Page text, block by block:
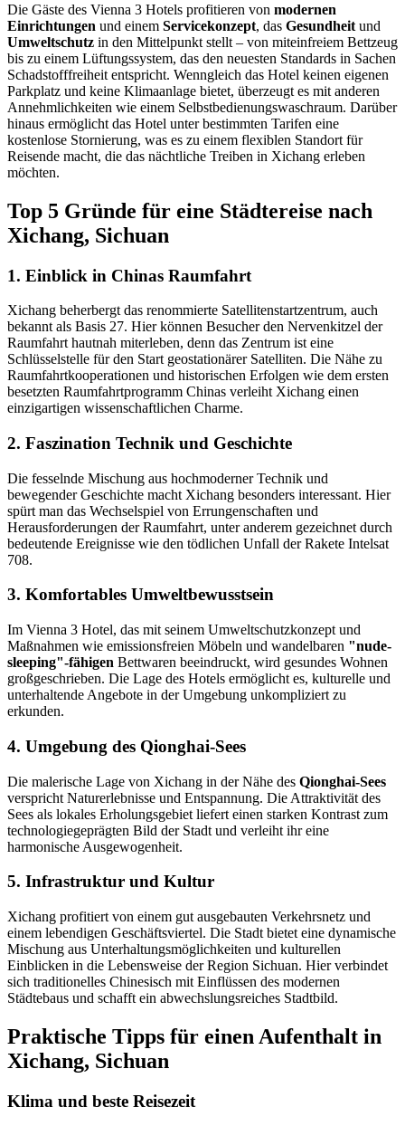
Die Gäste des Vienna 3 Hotels profitieren von modernen
Einrichtungen und einem Servicekonzept, das Gesundheit und
Umweltschutz in den Mittelpunkt stellt – von miteinfreiem Bettzeug
bis zu einem Lüftungssystem, das den neuesten Standards in Sachen
Schadstofffreiheit entspricht. Wenngleich das Hotel keinen eigenen
Parkplatz und keine Klimaanlage bietet, überzeugt es mit anderen
Annehmlichkeiten wie einem Selbstbedienungswaschraum. Darüber
hinaus ermöglicht das Hotel unter bestimmten Tarifen eine
kostenlose Stornierung, was es zu einem flexiblen Standort für
Reisende macht, die das nächtliche Treiben in Xichang erleben
möchten.
Top 5 Gründe für eine Städtereise nach
Xichang, Sichuan
1. Einblick in Chinas Raumfahrt
Xichang beherbergt das renommierte Satellitenstartzentrum, auch
bekannt als Basis 27. Hier können Besucher den Nervenkitzel der
Raumfahrt hautnah miterleben, denn das Zentrum ist eine
Schlüsselstelle für den Start geostationärer Satelliten. Die Nähe zu
Raumfahrtkooperationen und historischen Erfolgen wie dem ersten
besetzten Raumfahrtprogramm Chinas verleiht Xichang einen
einzigartigen wissenschaftlichen Charme.
2. Faszination Technik und Geschichte
Die fesselnde Mischung aus hochmoderner Technik und
bewegender Geschichte macht Xichang besonders interessant. Hier
spürt man das Wechselspiel von Errungenschaften und
Herausforderungen der Raumfahrt, unter anderem gezeichnet durch
bedeutende Ereignisse wie den tödlichen Unfall der Rakete Intelsat
708.
3. Komfortables Umweltbewusstsein
Im Vienna 3 Hotel, das mit seinem Umweltschutzkonzept und
Maßnahmen wie emissionsfreien Möbeln und wandelbaren "nude-
sleeping"-fähigen Bettwaren beeindruckt, wird gesundes Wohnen
großgeschrieben. Die Lage des Hotels ermöglicht es, kulturelle und
unterhaltende Angebote in der Umgebung unkompliziert zu
erkunden.
4. Umgebung des Qionghai-Sees
Die malerische Lage von Xichang in der Nähe des Qionghai-Sees
verspricht Naturerlebnisse und Entspannung. Die Attraktivität des
Sees als lokales Erholungsgebiet liefert einen starken Kontrast zum
technologiegeprägten Bild der Stadt und verleiht ihr eine
harmonische Ausgewogenheit.
5. Infrastruktur und Kultur
Xichang profitiert von einem gut ausgebauten Verkehrsnetz und
einem lebendigen Geschäftsviertel. Die Stadt bietet eine dynamische
Mischung aus Unterhaltungsmöglichkeiten und kulturellen
Einblicken in die Lebensweise der Region Sichuan. Hier verbindet
sich traditionelles Chinesisch mit Einflüssen des modernen
Städtebaus und schafft ein abwechslungsreiches Stadtbild.
Praktische Tipps für einen Aufenthalt in
Xichang, Sichuan
Klima und beste Reisezeit